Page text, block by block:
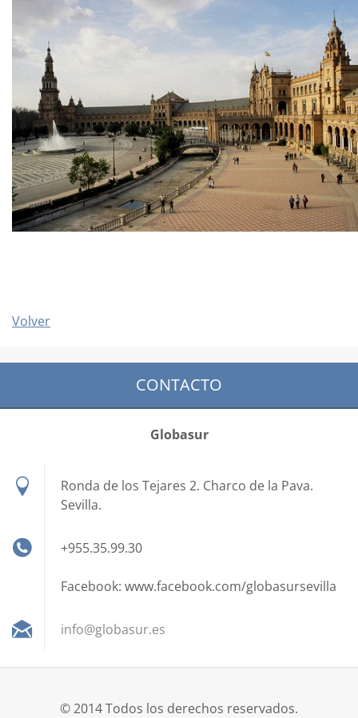
Volver
CONTACTO
Globasur
Ronda de los Tejares 2. Charco de la Pava.
Sevilla.
+955.35.99.30
Facebook: www.facebook.com/globasursevilla
info@globasur.es
© 2014 Todos los derechos reservados.